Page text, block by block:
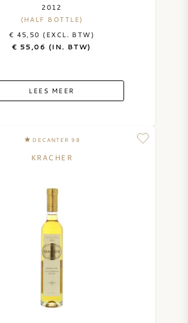
2012
(HALF BOTTLE)
€ 45,50 (EXCL. BTW)
€ 55,06 (IN. BTW)
LEES MEER
DECANTER 98
KRACHER